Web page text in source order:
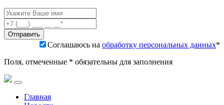
Соглашаюсь на обработку персональных данных*
Поля, отмеченные * обязательны для заполнения
Главная